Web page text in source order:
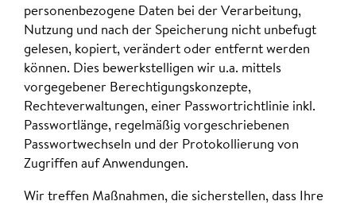
personenbezogene Daten bei der Verarbeitung,
Nutzung und nach der Speicherung nicht unbefugt
gelesen, kopiert, verändert oder entfernt werden
können. Dies bewerkstelligen wir u.a. mittels
vorgegebener Berechtigungskonzepte,
Rechteverwaltungen, einer Passwortrichtlinie inkl.
Passwortlänge, regelmäßig vorgeschriebenen
Passwortwechseln und der Protokollierung von
Zugriffen auf Anwendungen.
Wir treffen Maßnahmen, die sicherstellen, dass Ihre